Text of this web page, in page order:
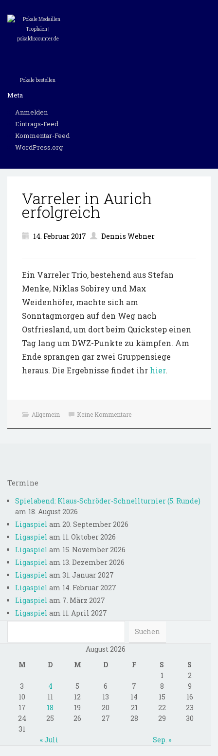
Pokale bestellen
Meta
Anmelden
Eintrags-Feed
Kommentar-Feed
WordPress.org
Varreler in Aurich
erfolgreich
14. Februar 2017 Dennis Webner
Ein Varreler Trio, bestehend aus Stefan
Menke, Niklas Sobirey und Max
Weidenhöfer, machte sich am
Sonntagmorgen auf den Weg nach
Ostfriesland, um dort beim Quickstep einen
Tag lang um DWZ-Punkte zu kämpfen. Am
Ende sprangen gar zwei Gruppensiege
heraus. Die Ergebnisse findet ihr hier.
000-080
070-461
100-101
100-105,
100-105,
101
101-400
102-400
1V0-601
1Y0-201
1Z0-051
1Z0-060
1z0-434
1Z0-804
1z0-808
200-101
200-120
Allgemein Keine Kommentare
Termine
Spielabend: Klaus-Schröder-Schnellturnier (5. Runde)
am 18. August 2026
Ligaspiel am 20. September 2026
Ligaspiel am 11. Oktober 2026
Ligaspiel am 15. November 2026
Ligaspiel am 13. Dezember 2026
Ligaspiel am 31. Januar 2027
Ligaspiel am 14. Februar 2027
Ligaspiel am 7. März 2027
Ligaspiel am 11. April 2027
August 2026
M
D M D F S
S
1
2
3
4 5 6 7 8
9
10
11 12 13 14 15
16
17
18 19 20 21 22
23
24
25 26 27 28 29
30
31
« Juli
Sep. »